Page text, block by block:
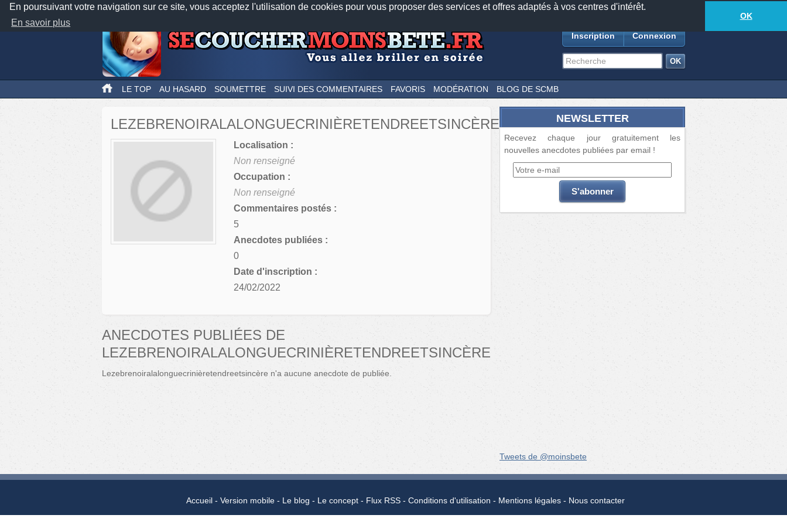
En poursuivant votre navigation sur ce site, vous acceptez l'utilisation de cookies pour vous proposer des services et offres adaptés à vos centres d'intérêt.
En savoir plus
OK
Nos applications mobiles Newsletter Facebook
TwitterFeeds18881anecdotes-241lecteurs connectés
Inscription Connexion
LE TOP AU HASARD SOUMETTRE SUIVI DES COMMENTAIRES FAVORIS MODÉRATION BLOG DE SCMB
LEZEBRENOIRALALONGUECRINIÈRETENDREETSINCÈRE
Localisation :
Non renseigné
Occupation :
Non renseigné
Commentaires postés :
5
Anecdotes publiées :
0
Date d'inscription :
24/02/2022
ANECDOTES PUBLIÉES DE
LEZEBRENOIRALALONGUECRINIÈRETENDREETSINCÈRE
Lezebrenoiralalonguecrinièretendreetsincère n'a aucune anecdote de publiée.
NEWSLETTER
Recevez chaque jour gratuitement les
nouvelles anecdotes publiées par email !
Tweets de @moinsbete
Accueil Version mobile Le blog Le concept Flux RSS Conditions d'utilisation Mentions légales Nous contacter